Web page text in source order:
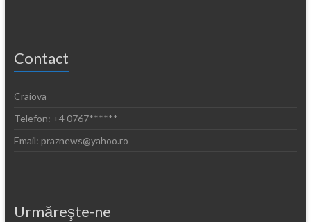
Contact
Craiova
Telefon: +4 0767******
Email: praznews@yahoo.ro
Urmăreşte-ne